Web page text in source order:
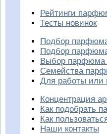
Рейтинги
Тесты новинок
Подбор
Подбор
Выбор парфюма
Семейства
Для работы или
Концентрация
Как подобрать
Как
Наши контакты